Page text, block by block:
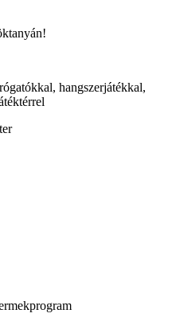
hangszerjátékkal,